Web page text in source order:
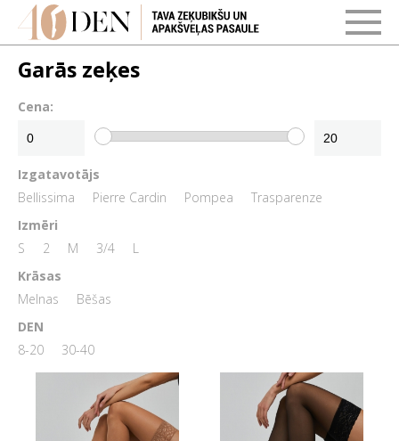
Garās zeķes
Cena:
Izgatavotājs
Bellissima
Pierre Cardin Pompea
Trasparenze
Izmēri
S
2 M 3/4
L
Krāsas
Melnas
Bēšas
DEN
8-20
30-40